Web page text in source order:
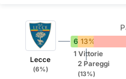
Lecce
(6%)
6%13%
1 Vittorie
2 Pareggi
(13%)